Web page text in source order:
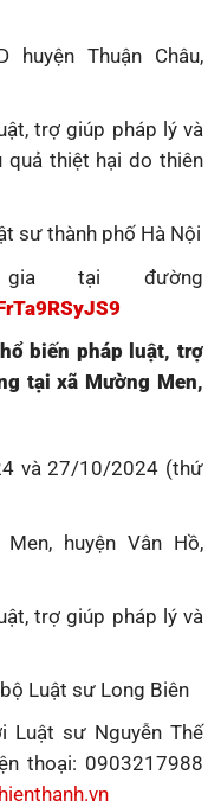
Thuận Châu,
trợ giúp pháp lý và
quả thiệt hại do thiên
sư thành phố Hà Nội
tại đường
biến pháp luật, trợ
tại xã Mường Men,
và 27/10/2024 (thứ
huyện Vân Hồ,
trợ giúp pháp lý và
Luật sư Long Biên
Luật sư Nguyễn Thế
thoại: 0903217988